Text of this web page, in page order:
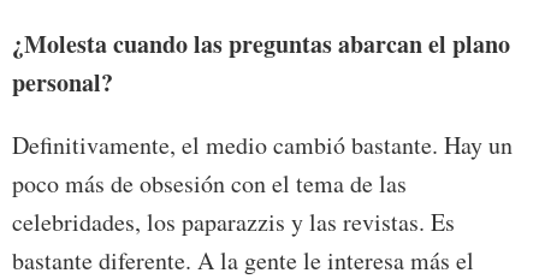
¿Molesta cuando las preguntas abarcan el plano
personal?
Definitivamente, el medio cambió bastante. Hay un
poco más de obsesión con el tema de las
celebridades, los paparazzis y las revistas. Es
bastante diferente. A la gente le interesa más el